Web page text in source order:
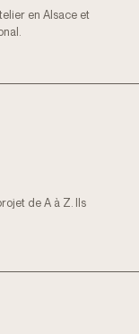
en Alsace et
de A à Z. Ils